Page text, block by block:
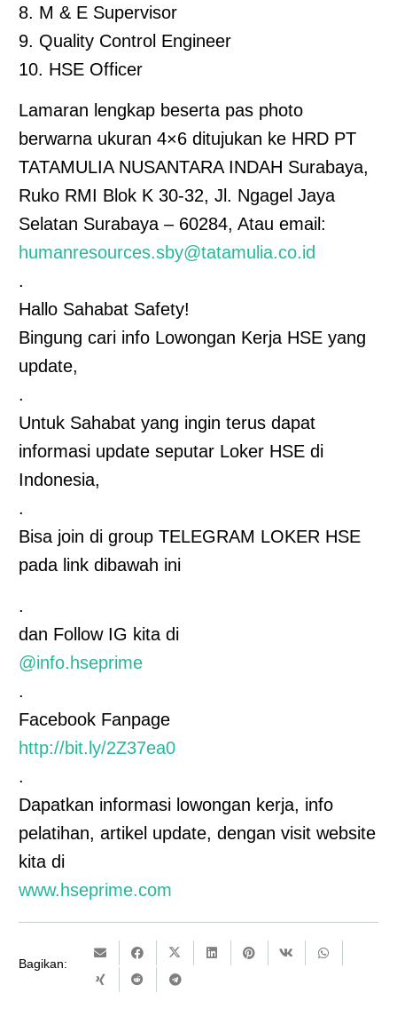
8. M & E Supervisor
9. Quality Control Engineer
10. HSE Officer
Lamaran lengkap beserta pas photo
berwarna ukuran 4×6 ditujukan ke HRD PT
TATAMULIA NUSANTARA INDAH Surabaya,
Ruko RMI Blok K 30-32, Jl. Ngagel Jaya
Selatan Surabaya – 60284, Atau email:
humanresources.sby@tatamulia.co.id
.
Hallo Sahabat Safety!
Bingung cari info Lowongan Kerja HSE yang
update,
.
Untuk Sahabat yang ingin terus dapat
informasi update seputar Loker HSE di
Indonesia,
.
Bisa join di group TELEGRAM LOKER HSE
pada link dibawah ini
.
dan Follow IG kita di
@info.hseprime
.
Facebook Fanpage
http://bit.ly/2Z37ea0
.
Dapatkan informasi lowongan kerja, info
pelatihan, artikel update, dengan visit website
kita di
www.hseprime.com
Bagikan: